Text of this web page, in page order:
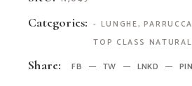
Categories: - LUNGHE,
TOP CLASS
Share: FB TW LNKD PIN